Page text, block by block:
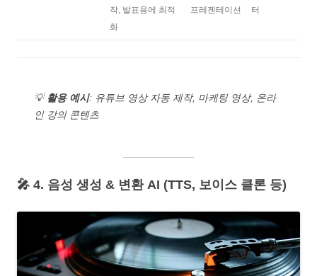
작, 발표용에 최적
화
프레젠테이션
터
💡 활용 예시: 유튜브 영상 자동 제작, 마케팅 영상, 온라
인 강의 콘텐츠
🎤 4. 음성 생성 & 변환 AI (TTS, 보이스 클론 등)